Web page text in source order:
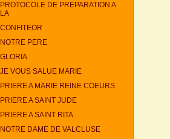
PROTOCOLE DE PREPARATION A
LA
CONFITEOR
NOTRE PERE
GLORIA
JE VOUS SALUE MARIE
PRIERE A MARIE REINE COEURS
PRIERE A SAINT JUDE
PRIERE A SAINT RITA
NOTRE DAME DE VALCLUSE